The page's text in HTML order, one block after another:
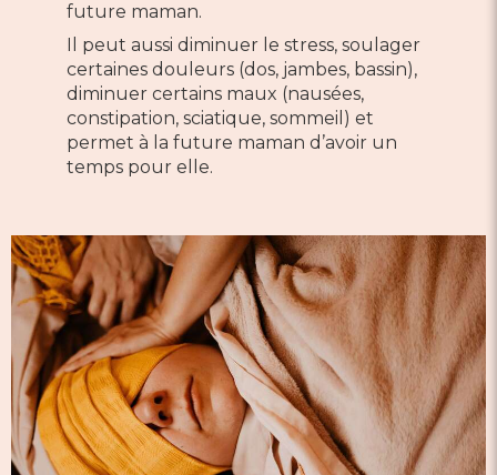
future maman.
Il peut aussi diminuer le stress, soulager
certaines douleurs (dos, jambes, bassin),
diminuer certains maux (nausées,
constipation, sciatique, sommeil) et
permet à la future maman d’avoir un
temps pour elle.